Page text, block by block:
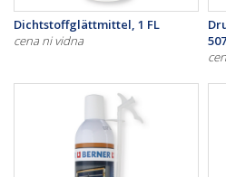
Dichtstoffglättmittel, 1 FL
cena ni vidna